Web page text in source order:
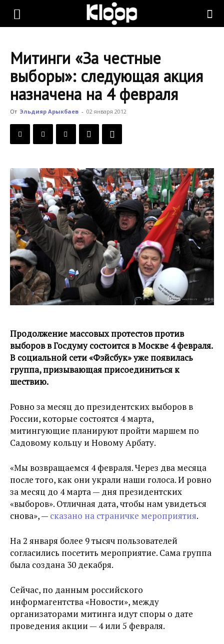
KLOOP.KG
Новости
Кыргызстана
Митинги «За честные
выборы»: следующая акция
назначена на 4 февраля
От Эльдияр Арыкбаев - 02 января 2012
Продолжение массовых протестов против
выборов в Госдуму состоится в Москве 4 февраля.
В социальной сети «Фэйсбук» уже появилась
группа, призывающая присоединиться к
шествию.
Ровно за месяц до президентских выборов в
России, которые состоятся 4 марта,
митингующие планируют пройти маршем по
Садовому кольцу и Новому Арбату.
«Мы возвращаемся 4 февраля. Через два месяца
после того, как они украли наши голоса. И ровно
за месяц до 4 марта — дня президентских
«выборов». Отличная дата, чтобы нам увидеться
снова», — сказано на страничке мероприятия.
На 2 января более 9 тысяч пользователей
согласились посетить мероприятие. Сама группа
была создана 30 декабря.
Сейчас, по данным российского
информагентства «Новости», между
организаторами митинга идут споры о дате
проведения акции — 4 или 5 февраля.